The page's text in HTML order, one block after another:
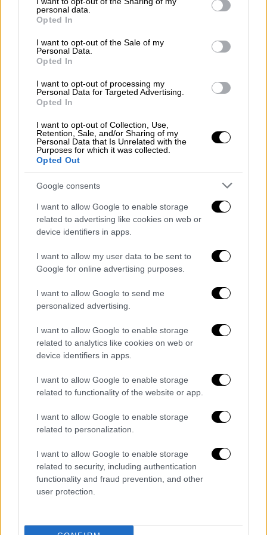
grant or deny consent to Google and its third-party tags to
use your data for below specified purposes in below Google
consent section.
personal data.
Opted In
I want to opt-out of the Sale of my
Personal Data.
Opted In
I want to opt-out of processing my
Personal Data for Targeted Advertising.
Opted In
I want to opt-out of Collection, Use,
Retention, Sale, and/or Sharing of my
Personal Data that Is Unrelated with the
Purposes for which it was collected.
Opted Out
Google consents
I want to allow Google to enable storage
related to advertising like cookies on web or
device identifiers in apps.
I want to allow my user data to be sent to
Google for online advertising purposes.
I want to allow Google to send me
personalized advertising.
I want to allow Google to enable storage
related to analytics like cookies on web or
device identifiers in apps.
I want to allow Google to enable storage
related to functionality of the website or app.
I want to allow Google to enable storage
related to personalization.
I want to allow Google to enable storage
related to security, including authentication
functionality and fraud prevention, and other
user protection.
ΚΟΣΜΟΣ 17.12.2019
Παγκόσμιο Οικονομικό Φόρουμ: Οι
ανισότητες μεταξύ των φύλων βάθυναν το
Παγκόσμιο Οικονομικό Φόρουμ: Οι
ανισότητες μεταξύ των φύλων βάθυναν το
Σύμφωνα με τα δεδομένα της ΜΚΟ, η
μεθοδολογία της οποίας βασίζεται σε
στοιχεία που δημοσιεύονται στο οικονομικό
περιοδικόForbes και δημοσιοποιούνται από
οικονομολόγοι την αμφισβητούν — 2.153
πρόσωπα έχουν πλέον στα χέρια τους
περισσότερα χρήματα από ό,τι οι 4,6
δισεκατομμύρια φτωχότεροι κάτοικοι του
πλανήτη. Εξάλλου, η περιουσία του 1%, των
πλουσιότερων πολιτών του κόσμου,
«αντιστοιχεί σε ποσό υπερδιπλάσιο του
αθροιστικού πλούτου» των
ανθρώπωνσε όλο τον κόσμο, σύμφωνα με